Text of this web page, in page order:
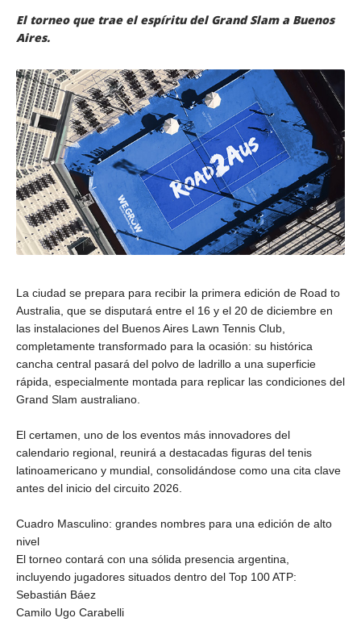
El torneo que trae el espíritu del Grand Slam a Buenos
Aires.
La ciudad se prepara para recibir la primera edición de Road to
Australia, que se disputará entre el 16 y el 20 de diciembre en
las instalaciones del Buenos Aires Lawn Tennis Club,
completamente transformado para la ocasión: su histórica
cancha central pasará del polvo de ladrillo a una superficie
rápida, especialmente montada para replicar las condiciones del
Grand Slam australiano.
El certamen, uno de los eventos más innovadores del
calendario regional, reunirá a destacadas figuras del tenis
latinoamericano y mundial, consolidándose como una cita clave
antes del inicio del circuito 2026.
Cuadro Masculino: grandes nombres para una edición de alto
nivel
El torneo contará con una sólida presencia argentina,
incluyendo jugadores situados dentro del Top 100 ATP:
Sebastián Báez
Camilo Ugo Carabelli